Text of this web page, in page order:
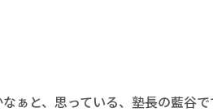
ぁと、思っている、塾長の藍谷で